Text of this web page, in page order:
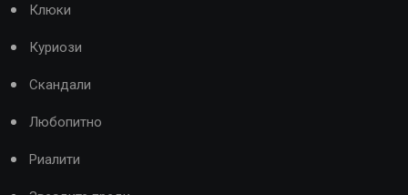
Клюки
Куриози
Скандали
Любопитно
Риалити